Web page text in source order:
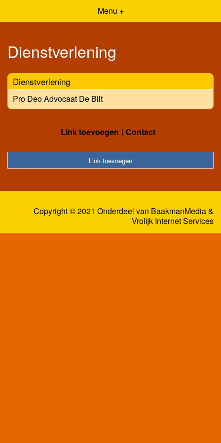
Menu +
Dienstverlening
Dienstverlening
Pro Deo Advocaat De Bilt
Link toevoegen Contact
Link toevoegen
Copyright © 2021 Onderdeel van BaakmanMedia&
Vrolijk Internet Services